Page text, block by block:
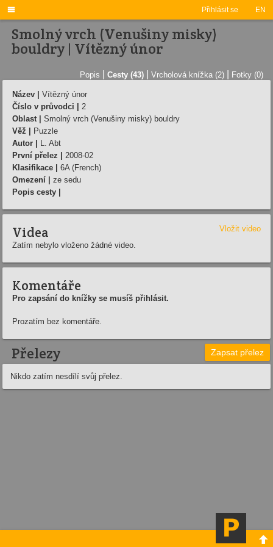
Přihlásit se EN

Smolný vrch (Venušiny misky)
bouldry | Ví­tězný únor
Popis Cesty (43) Vrcholová knížka (2) Fotky (0)
Název |
Ví­tězný únor
Číslo v průvodci |
2
Oblast |
Smolný vrch (Venušiny misky) bouldry
Věž |
Puzzle
Autor |
L. Abt
První přelez |
2008-02
Klasifikace |
6A (French)
Omezení |
ze sedu
Popis cesty |
Videa
Vložit video
Zatím nebylo vloženo žádné video.
Komentáře
Pro zapsání do knížky se musíš přihlásit.
Prozatím bez komentáře.
Přelezy Zapsat přelez
Nikdo zatím nesdílí svůj přelez.
